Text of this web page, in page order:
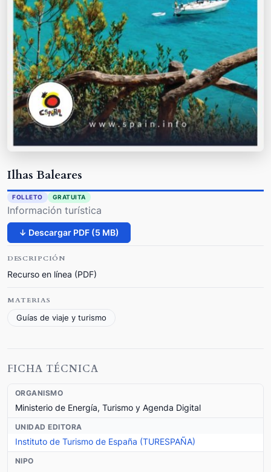
Ilhas Baleares
FOLLETO GRATUITA
Información turística
↓ Descargar PDF (5 MB)
DESCRIPCIÓN
Recurso en línea (PDF)
MATERIAS
Guías de viaje y turismo
FICHA TÉCNICA
ORGANISMO
Ministerio de Energía, Turismo y Agenda Digital
UNIDAD EDITORA
Instituto de Turismo de España (TURESPAÑA)
NIPO